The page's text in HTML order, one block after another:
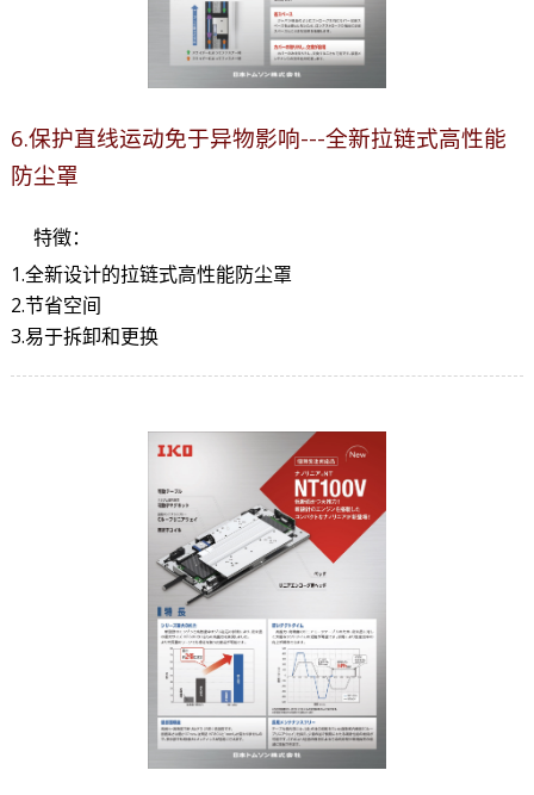
6.保护直线运动免于异物影响---全新拉链式高性能
防尘罩
特徵：
1.全新设计的拉链式高性能防尘罩
2.节省空间
3.易于拆卸和更换